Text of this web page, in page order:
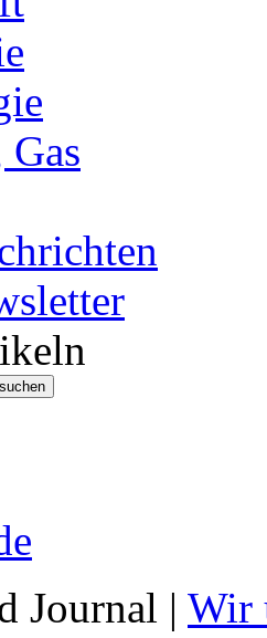
Journal | Wir